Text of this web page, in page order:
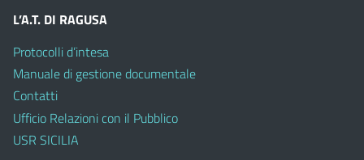
L’A.T. DI RAGUSA
Protocolli d’intesa
Manuale di gestione documentale
Contatti
Ufficio Relazioni con il Pubblico
USR SICILIA